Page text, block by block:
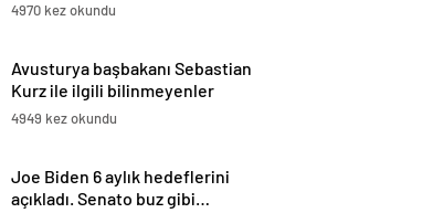
4970 kez okundu
Avusturya başbakanı Sebastian
Kurz ile ilgili bilinmeyenler
4949 kez okundu
Joe Biden 6 aylık hedeflerini
açıkladı. Senato buz gibi…